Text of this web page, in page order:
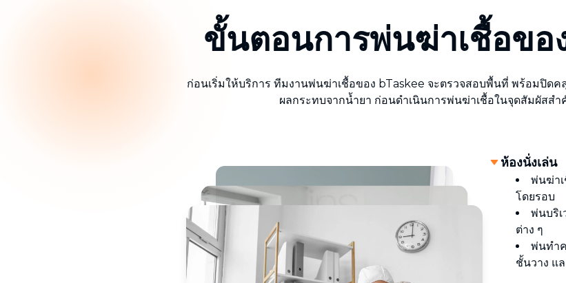
ขั้นตอนการพ่นฆ่าเชื้อขอ
ก่อนเริ่มให้บริการ ทีมงานพ่นฆ่าเชื้อของ bTaskee จะตรวจสอบพื้นที่ พร้อมปิด
ผลกระทบจากน้ำยา ก่อนดำเนินการพ่นฆ่าเชื้อในจุดสัมผัสส
ห้องนั่งเล่น
พ่นฆ่า
โดยรอบ
พ่นบริ
ต่าง ๆ
พ่นทำ
ชั้นวาง แ